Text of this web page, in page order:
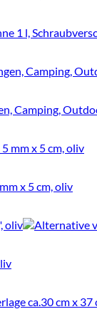
1 l,
Camping,
x 5 cm, oliv